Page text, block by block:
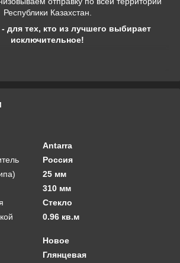
Республики Казахстан.
- для тех, кто из лучшего выбирает
исключительное!
Antarra
Россия
25 мм
310 мм
Стекло
0.96 кв.м
Новое
Глянцевая